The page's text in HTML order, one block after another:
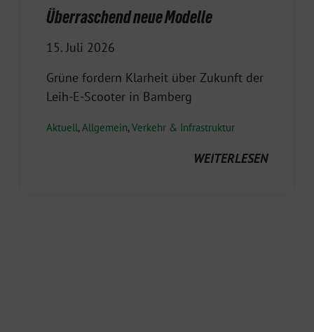
Überraschend neue Modelle
15. Juli 2026
Grüne fordern Klarheit über Zukunft der
Leih-E-Scooter in Bamberg
Aktuell,Allgemein,Verkehr & Infrastruktur
WEITERLESEN